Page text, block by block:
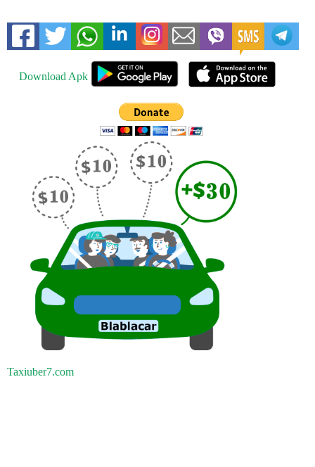
Download Apk
Taxiuber7.com